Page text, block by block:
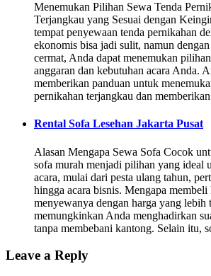
Menemukan Pilihan Sewa Tenda
Terjangkau yang Sesuai dengan
tempat penyewaan tenda pernikahan
ekonomis bisa jadi sulit, namun
cermat, Anda dapat menemukan
anggaran dan kebutuhan acara Anda.
memberikan panduan untuk
pernikahan terjangkau dan
Rental Sofa Lesehan Jakarta Pusat
Alasan Mengapa Sewa Sofa Cocok
sofa murah menjadi pilihan yang ideal
acara, mulai dari pesta ulang tahun,
hingga acara bisnis. Mengapa
menyewanya dengan harga yang lebih
memungkinkan Anda menghadirkan
tanpa membebani kantong. Selain itu,
Leave a Reply